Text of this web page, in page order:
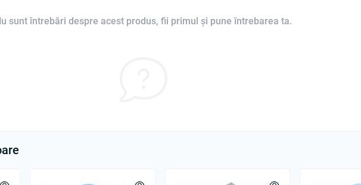
sunt întrebări despre acest produs, fii primul și pune întrebarea ta.